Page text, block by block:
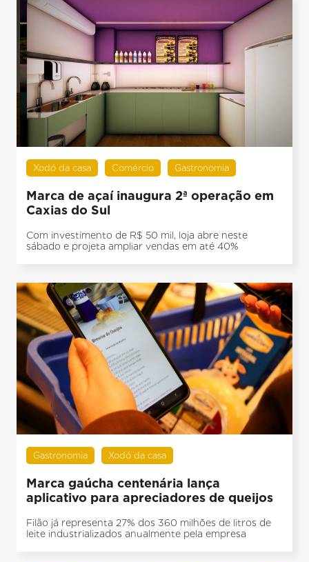
Xodó da casa Comércio Gastronomia
Marca de açaí inaugura 2ª operação em
Caxias do Sul
Com investimento de R$ 50 mil, loja abre neste
sábado e projeta ampliar vendas em até 40%
Gastronomia Xodó da casa
Marca gaúcha centenária lança
aplicativo para apreciadores de queijos
Filão já representa 27% dos 360 milhões de litros de
leite industrializados anualmente pela empresa